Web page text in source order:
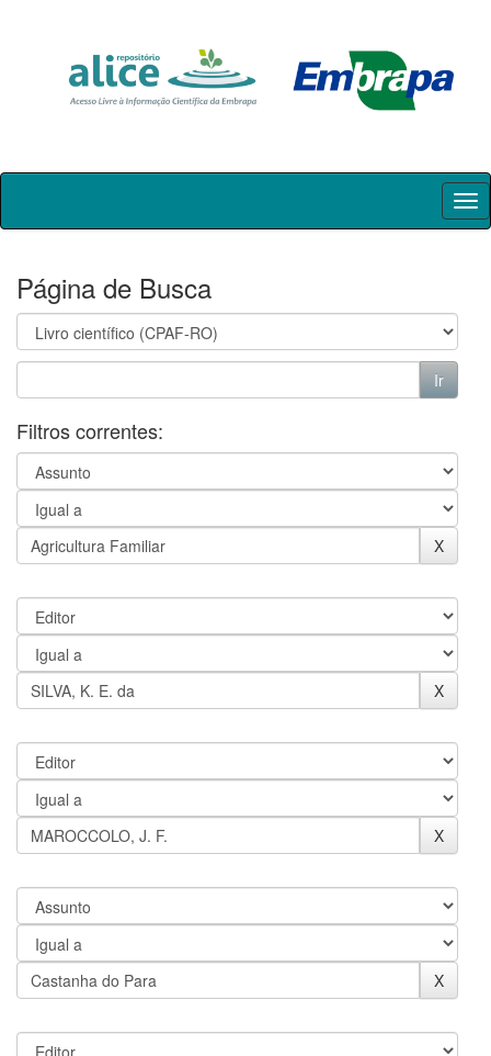
Skip
Página de Busca
Filtros correntes: